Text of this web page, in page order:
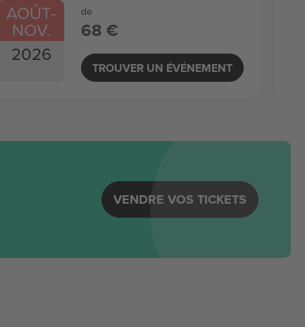
AOÛT-
NOV.
2026
de
68 €
TROUVER UN ÉVÉNEMENT
VENDRE VOS TICKETS